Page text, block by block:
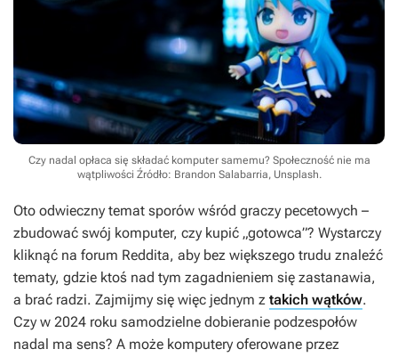
Czy nadal opłaca się składać komputer samemu? Społeczność nie ma
wątpliwości Źródło: Brandon Salabarria, Unsplash.
Oto odwieczny temat sporów wśród graczy pecetowych –
zbudować swój komputer, czy kupić „gotowca”? Wystarczy
kliknąć na forum Reddita, aby bez większego trudu znaleźć
tematy, gdzie ktoś nad tym zagadnieniem się zastanawia,
a brać radzi. Zajmijmy się więc jednym z takich wątków.
Czy w 2024 roku samodzielne dobieranie podzespołów
nadal ma sens? A może komputery oferowane przez